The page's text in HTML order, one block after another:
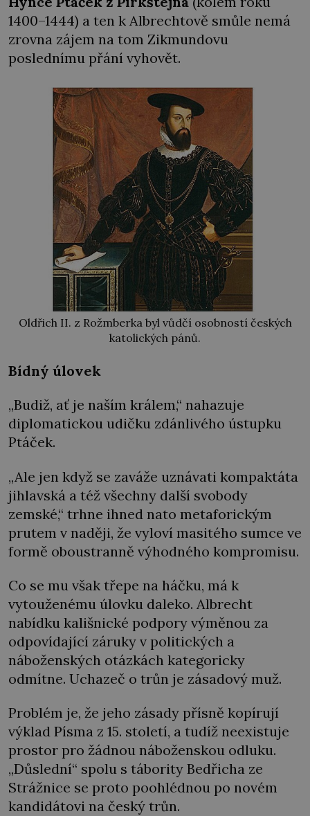
1400–1444) a ten k Albrechtově smůle nemá
zrovna zájem na tom Zikmundovu
poslednímu přání vyhovět.
Oldřich II. z Rožmberka byl vůdčí osobností českých
katolických pánů.
Bídný úlovek
„Budiž, ať je naším králem,“ nahazuje
diplomatickou udičku zdánlivého ústupku
Ptáček.
„Ale jen když se zaváže uznávati kompaktáta
jihlavská a též všechny další svobody
zemské,“ trhne ihned nato metaforickým
prutem v naději, že vyloví masitého sumce ve
formě oboustranně výhodného kompromisu.
Co se mu však třepe na háčku, má k
vytouženému úlovku daleko. Albrecht
nabídku kališnické podpory výměnou za
odpovídající záruky v politických a
náboženských otázkách kategoricky
odmítne. Uchazeč o trůn je zásadový muž.
Problém je, že jeho zásady přísně kopírují
výklad Písma z 15. století, a tudíž neexistuje
prostor pro žádnou náboženskou odluku.
„Důslední“ spolu s tábority Bedřicha ze
Strážnice se proto poohlédnou po novém
kandidátovi na český trůn.